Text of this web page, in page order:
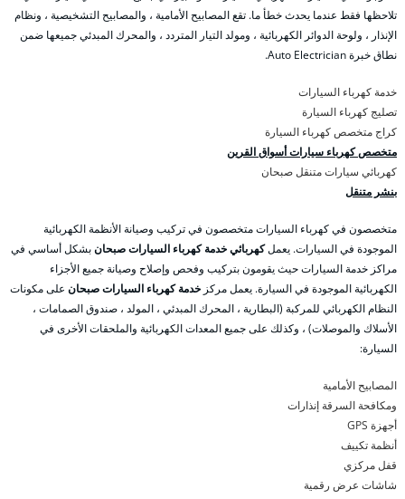
تلاحظها فقط عندما يحدث خطأ ما. تقع المصابيح الأمامية ، والمصابيح التشخيصية ، ونظام
الإنذار ، ولوحة الدوائر الكهربائية ، ومولد التيار المتردد ، والمحرك المبدئي جميعها ضمن
نطاق خبرة Auto Electrician.
خدمة كهرباء السيارات
تصليج كهرباء السيارة
كراج متخصص كهرباء السيارة
متخصص كهرباء سيارات أسواق القرين
كهربائي سيارات متنقل صبحان
بنشر متنقل
متخصصون في كهرباء السيارات متخصصون في تركيب وصيانة الأنظمة الكهربائية
الموجودة في السيارات. يعملكهربائي خدمة كهرباء السيارات صبحانبشكل أساسي في
مراكز خدمة السيارات حيث يقومون بتركيب وفحص وإصلاح وصيانة جميع الأجزاء
الكهربائية الموجودة في السيارة. يعمل مركز خدمة كهرباء السيارات صبحان على مكونات
النظام الكهربائي للمركبة (البطارية ، المحرك المبدئي ، المولد ، صندوق الصمامات ،
الأسلاك والموصلات) ، وكذلك على جميع المعدات الكهربائية والملحقات الأخرى في
السيارة:
المصابيح الأمامية
ومكافحة السرقة إنذارات
أجهزة GPS
أنظمة تكييف
قفل مركزي
شاشات عرض رقمية